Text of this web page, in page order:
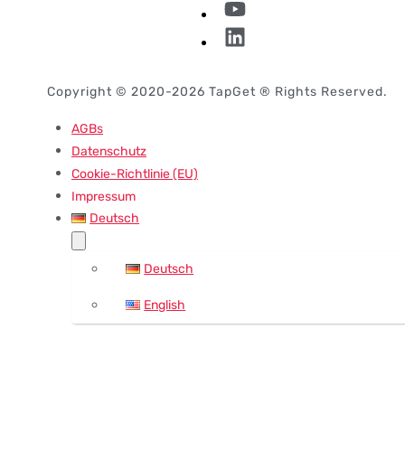
Copyright © 2020-2026 TapGet ® Rights Reserved.
AGBs
Datenschutz
Cookie-Richtlinie (EU)
Impressum
Deutsch
Deutsch
English